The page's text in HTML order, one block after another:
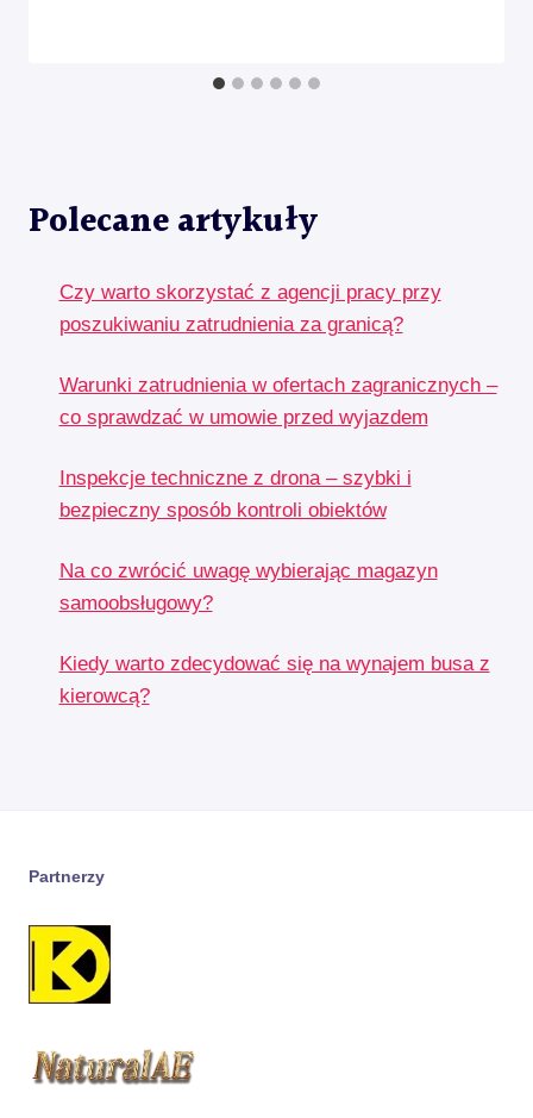
Polecane artykuły
Czy warto skorzystać z agencji pracy przy
poszukiwaniu zatrudnienia za granicą?
Warunki zatrudnienia w ofertach zagranicznych –
co sprawdzać w umowie przed wyjazdem
Inspekcje techniczne z drona – szybki i
bezpieczny sposób kontroli obiektów
Na co zwrócić uwagę wybierając magazyn
samoobsługowy?
Kiedy warto zdecydować się na wynajem busa z
kierowcą?
Partnerzy